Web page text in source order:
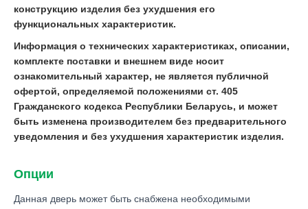
конструкцию изделия без ухудшения его
функциональных характеристик.
Информация о технических характеристиках, описании,
комплекте поставки и внешнем виде носит
ознакомительный характер, не является публичной
офертой, определяемой положениями ст. 405
Гражданского кодекса Республики Беларусь, и может
быть изменена производителем без предварительного
уведомления и без ухудшения характеристик изделия.
Опции
Данная дверь может быть снабжена необходимыми